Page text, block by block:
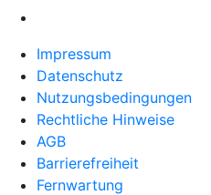
Impressum
Datenschutz
Nutzungsbedingungen
Rechtliche Hinweise
AGB
Barrierefreiheit
Fernwartung